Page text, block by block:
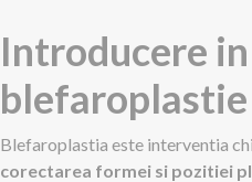
Introducere in
blefaroplastie
Blefaroplastia este interventia
corectarea formei si pozitiei